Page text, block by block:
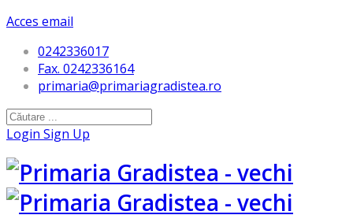
Acces email
0242336017
Fax. 0242336164
primaria@primariagradistea.ro
Login Sign Up